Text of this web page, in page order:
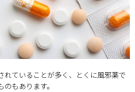
れていることが多く、とくに風邪薬で
もあります。